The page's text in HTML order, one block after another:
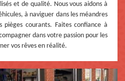
et de qualité. Nous vous aidons à
à naviguer dans les méandres
courants. Faites confiance à
dans votre passion pour les
vos rêves en réalité.